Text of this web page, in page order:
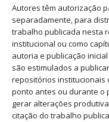
Autores têm autorização
separadamente, para
trabalho publicada nesta
institucional ou como
autoria e publicação
são estimulados a
repositórios institucionais
ponto antes ou durante o
gerar alterações
citação do trabalho